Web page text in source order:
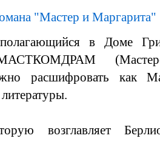
"Мастер и Маргарита"
в Доме
расшифровать как
возглавляет